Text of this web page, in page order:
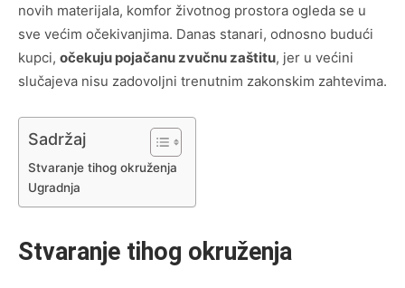
novih materijala, komfor životnog prostora ogleda se u
sve većim očekivanjima. Danas stanari, odnosno budući
kupci, očekuju pojačanu zvučnu zaštitu, jer u većini
slučajeva nisu zadovoljni trenutnim zakonskim zahtevima.
Sadržaj
Stvaranje tihog okruženja
Ugradnja
Stvaranje tihog okruženja